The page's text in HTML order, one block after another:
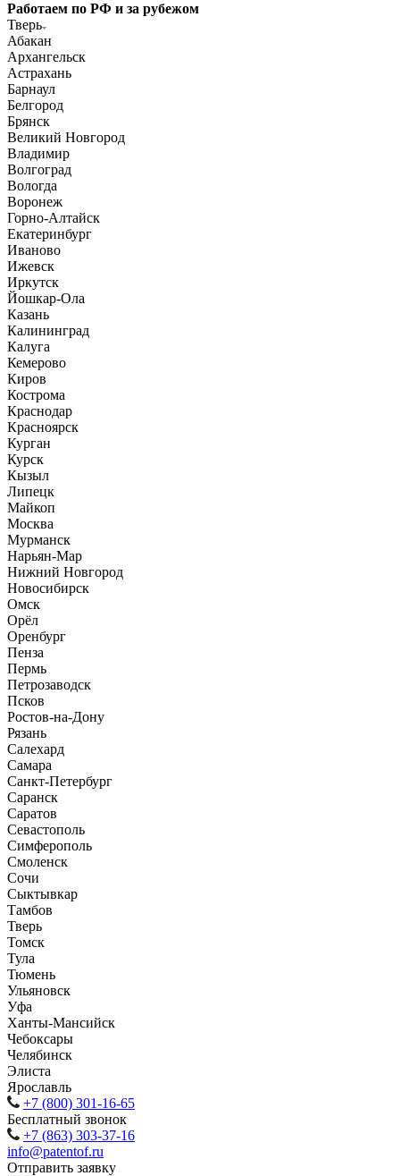
Работаем по РФ и за рубежом
Тверь
Абакан
Архангельск
Астрахань
Барнаул
Белгород
Брянск
Великий Новгород
Владимир
Волгоград
Вологда
Воронеж
Горно-Алтайск
Екатеринбург
Иваново
Ижевск
Иркутск
Йошкар-Ола
Казань
Калининград
Калуга
Кемерово
Киров
Кострома
Краснодар
Красноярск
Курган
Курск
Кызыл
Липецк
Майкоп
Москва
Мурманск
Нарьян-Мар
Нижний Новгород
Новосибирск
Омск
Орёл
Оренбург
Пенза
Пермь
Петрозаводск
Псков
Ростов-на-Дону
Рязань
Салехард
Самара
Санкт-Петербург
Саранск
Саратов
Севастополь
Симферополь
Смоленск
Сочи
Сыктывкар
Тамбов
Тверь
Томск
Тула
Тюмень
Ульяновск
Уфа
Ханты-Мансийск
Чебоксары
Челябинск
Элиста
Ярославль
+7 (800) 301-16-65
Бесплатный звонок
+7 (863) 303-37-16
info@patentof.ru
Отправить заявку